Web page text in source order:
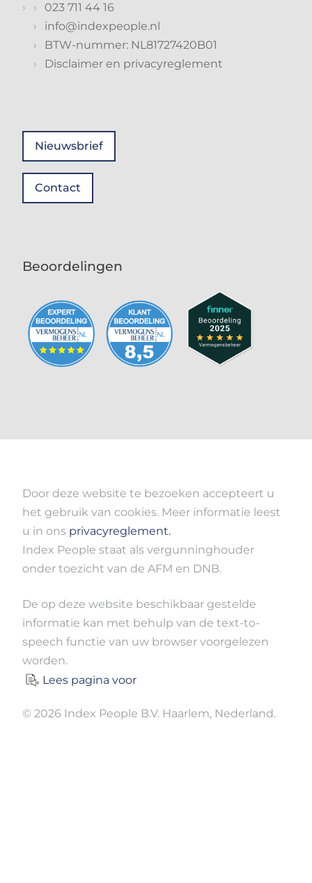
023 711 44 16
info@indexpeople.nl
BTW-nummer: NL81727420B01
Disclaimer en privacyreglement
Nieuwsbrief
Contact
Beoordelingen
Door deze website te bezoeken accepteert u
het gebruik van cookies. Meer informatie leest
u in ons privacyreglement.
Index People staat als vergunninghouder
onder toezicht van de AFM en DNB.
De op deze website beschikbaar gestelde
informatie kan met behulp van de text-to-
speech functie van uw browser voorgelezen
worden.
Lees pagina voor
© 2026 Index People B.V. Haarlem, Nederland.